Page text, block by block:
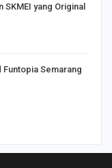
yang Original
Funtopia Semarang